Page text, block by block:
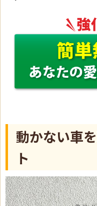
動かない車
ト